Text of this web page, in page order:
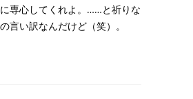
専心してくれよ。……と祈りな
言い訳なんだけど（笑）。